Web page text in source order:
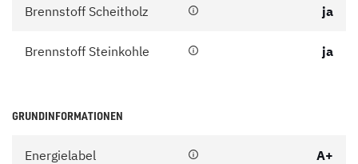
Brennstoff Scheitholz ja
Brennstoff Steinkohle ja
GRUNDINFORMATIONEN
Energielabel A+